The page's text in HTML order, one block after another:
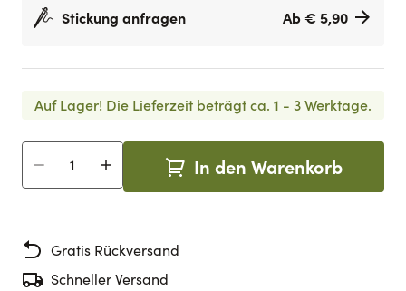
Stickung anfragen Ab € 5,90
Auf Lager! Die Lieferzeit beträgt ca. 1 - 3 Werktage.
Menge In den Warenkorb
Gratis Rückversand
Schneller Versand